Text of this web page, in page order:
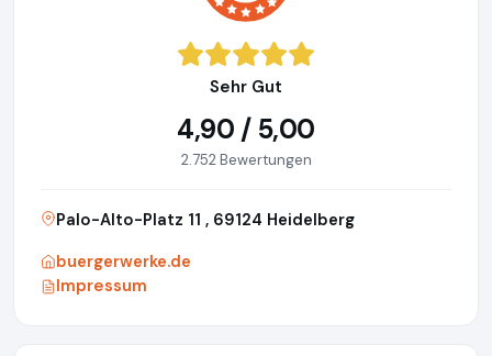
Sehr Gut
4,90 / 5,00
2.752 Bewertungen
Palo-Alto-Platz 11 , 69124 Heidelberg
buergerwerke.de
Impressum